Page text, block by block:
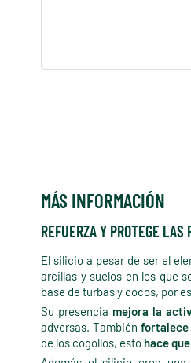
MÁS INFORMACIÓN
REFUERZA Y PROTEGE
El silicio a pesar de ser el
arcillas y suelos en los que
base de turbas y cocos, por
Su presencia mejora la
adversas. También fortalece
de los cogollos, esto hace